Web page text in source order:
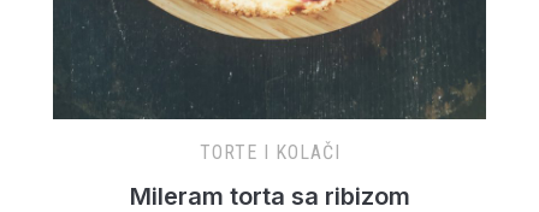
TORTE I KOLAČI
Mileram torta sa ribizom